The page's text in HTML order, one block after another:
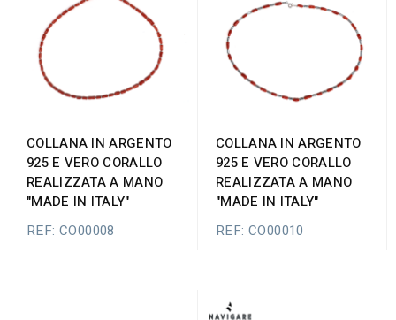
COLLANA IN ARGENTO
925 E VERO CORALLO
REALIZZATA A MANO
"MADE IN ITALY"
REF: CO00008
COLLANA IN ARGENTO
925 E VERO CORALLO
REALIZZATA A MANO
"MADE IN ITALY"
REF: CO00010